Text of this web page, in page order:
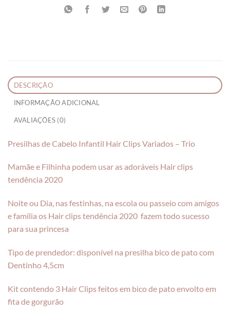
DESCRIÇÃO
INFORMAÇÃO ADICIONAL
AVALIAÇÕES (0)
Presilhas de Cabelo Infantil Hair Clips Variados – Trio
Mamãe e Filhinha podem usar as adoráveis Hair clips
tendência 2020
Noite ou Dia, nas festinhas, na escola ou passeio com amigos
e família os Hair clips tendência 2020 fazem todo sucesso
para sua princesa
Tipo de prendedor: disponível na presilha bico de pato com
Dentinho 4,5cm
Kit contendo 3 Hair Clips feitos em bico de pato envolto em
fita de gorgurão